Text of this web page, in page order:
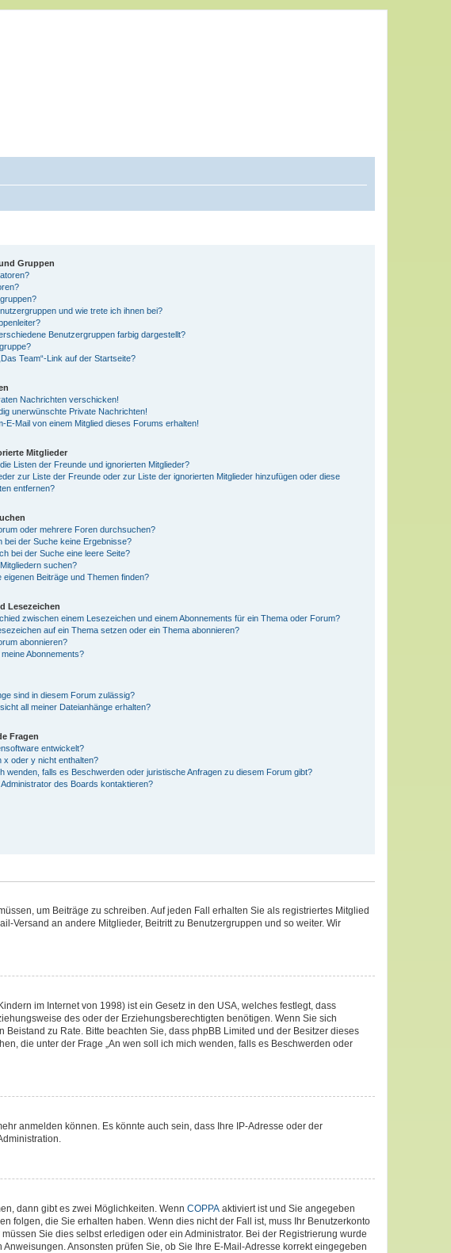
Gruppen
und wie trete ich ihnen bei?
Benutzergruppen farbig dargestellt?
Team“-Link auf der Startseite?
Nachrichten verschicken!
unerwünschte Private Nachrichten!
E-Mail von einem Mitglied dieses Forums erhalten!
Mitglieder
Listen der Freunde und ignorierten Mitglieder?
zur Liste der Freunde oder zur Liste der ignorierten Mitglieder hinzufügen oder diese
entfernen?
oder mehrere Foren durchsuchen?
bei der Suche keine Ergebnisse?
bei der Suche eine leere Seite?
suchen?
eigenen Beiträge und Themen finden?
Lesezeichen
zwischen einem Lesezeichen und einem Abonnements für ein Thema oder Forum?
auf ein Thema setzen oder ein Thema abonnieren?
abonnieren?
Abonnements?
sind in diesem Forum zulässig?
all meiner Dateianhänge erhalten?
Fragen
entwickelt?
x oder y nicht enthalten?
wenden, falls es Beschwerden oder juristische Anfragen zu diesem Forum gibt?
des Boards kontaktieren?
um Beiträge zu schreiben. Auf jeden Fall erhalten Sie als registriertes Mitglied
Versand an andere Mitglieder, Beitritt zu Benutzergruppen und so weiter. Wir
im Internet von 1998) ist ein Gesetz in den USA, welches festlegt, dass
des oder der Erziehungsberechtigten benötigen. Wenn Sie sich
zu Rate. Bitte beachten Sie, dass phpBB Limited und der Besitzer dieses
die unter der Frage „An wen soll ich mich wenden, falls es Beschwerden oder
anmelden können. Es könnte auch sein, dass Ihre IP-Adresse oder der
dann gibt es zwei Möglichkeiten. Wenn COPPA aktiviert ist und Sie angegeben
folgen, die Sie erhalten haben. Wenn dies nicht der Fall ist, muss Ihr Benutzerkonto
Sie dies selbst erledigen oder ein Administrator. Bei der Registrierung wurde
Ansonsten prüfen Sie, ob Sie Ihre E-Mail-Adresse korrekt eingegeben